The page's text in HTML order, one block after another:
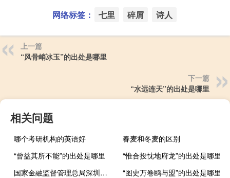
网络标签： 七里 碎屑 诗人
上一篇
“风骨峭冰玉”的出处是哪里
下一篇
“水远连天”的出处是哪里
相关问题
哪个考研机构的英语好
春麦和冬麦的区别
“曾益其所不能”的出处是哪里
“惟合投忱地府龙”的出处是哪里
国家金融监督管理总局深圳监管局：恒大人寿风险处置有序推进
“图史万卷鸥与盟”的出处是哪里